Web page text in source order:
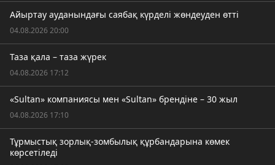
Айыртау ауданындағы саябақ күрделі жөндеуден өтті
04.08.2026 20:00
Таза қала – таза жүрек
04.08.2026 17:12
«Sultan» компаниясы мен «Sultan» брендіне – 30 жыл
04.08.2026 17:10
Тұрмыстық зорлық-зомбылық құрбандарына көмек
көрсетіледі